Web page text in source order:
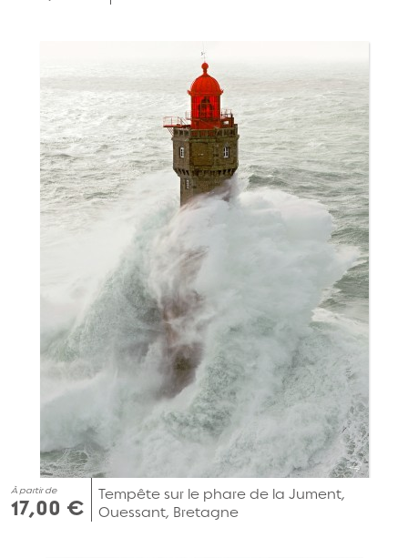
À partir de
17,00 €
Tempête sur le phare de la Jument,
Ouessant, Bretagne